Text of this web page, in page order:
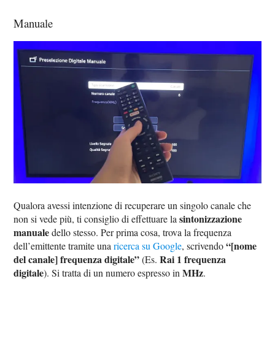
Manuale
Qualora avessi intenzione di recuperare un singolo canale che
non si vede più, ti consiglio di effettuare lasintonizzazione
manualedello stesso. Per prima cosa, trova la frequenza
dell’emittente tramite unaricerca su Google, scrivendo“[nome
del canale] frequenza digitale”(Es.Rai 1 frequenza
digitale). Si tratta di un numero espresso inMHz.